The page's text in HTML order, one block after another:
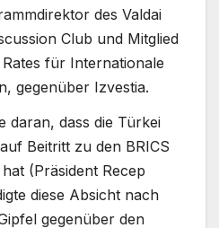
des Valdai
Club und Mitglied
für Internationale
gegenüber Izvestia.
daran, dass die Türkei
Beitritt zu den BRICS
(Präsident Recep
diese Absicht nach
gegenüber den